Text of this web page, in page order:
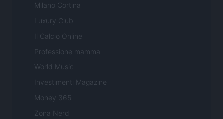
Milano Cortina
Luxury Club
Il Calcio Online
Professione mamma
World Music
Investimenti Magazine
Money 365
Zona Nerd